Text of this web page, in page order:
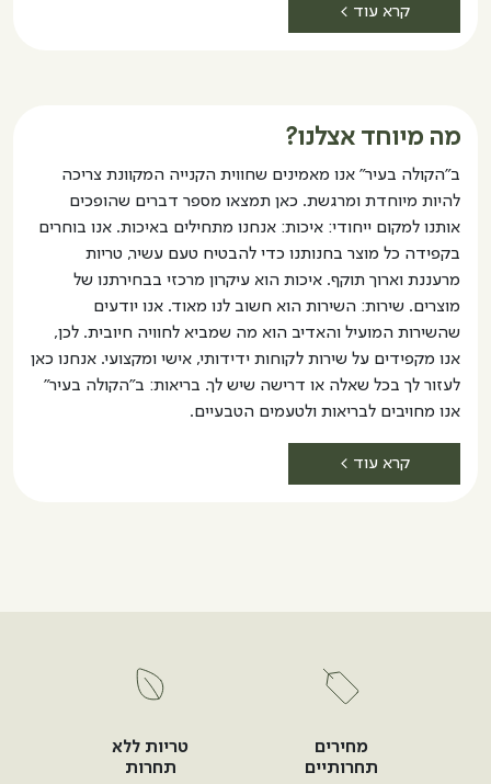
קרא עוד >
מה מיוחד אצלנו?
ב"הקולה בעיר" אנו מאמינים שחווית הקנייה המקוונת צריכה
להיות מיוחדת ומרגשת. כאן תמצאו מספר דברים שהופכים
אותנו למקום ייחודי: איכות: אנחנו מתחילים באיכות. אנו בוחרים
בקפידה כל מוצר בחנותנו כדי להבטיח טעם עשיר, טריות
מרעננת וארוך תוקף. איכות הוא עיקרון מרכזי בבחירתנו של
מוצרים. שירות: השירות הוא חשוב לנו מאוד. אנו יודעים
שהשירות המועיל והאדיב הוא מה שמביא לחוויה חיובית. לכן,
אנו מקפידים על שירות לקוחות ידידותי, אישי ומקצועי. אנחנו כאן
לעזור לך בכל שאלה או דרישה שיש לך. בריאות: ב"הקולה בעיר"
אנו מחויבים לבריאות ולטעמים הטבעיים.
קרא עוד >
מחירים
תחרותיים
טריות ללא
תחרות